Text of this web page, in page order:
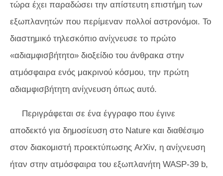
τώρα έχει παραδώσει την απίστευτη επιστήμη των
εξωπλανητών που περίμεναν πολλοί αστρονόμοι. Το
διαστημικό τηλεσκόπιο ανίχνευσε το πρώτο
«αδιαμφισβήτητο» διοξείδιο του άνθρακα στην
ατμόσφαιρα ενός μακρινού κόσμου, την πρώτη
αδιαμφισβήτητη ανίχνευση όπως αυτό.
Περιγράφεται σε ένα έγγραφο που έγινε
αποδεκτό για δημοσίευση στο Nature και διαθέσιμο
στον διακομιστή προεκτύπωσης ArXiv, η ανίχνευση
ήταν στην ατμόσφαιρα του εξωπλανήτη WASP-39 b,